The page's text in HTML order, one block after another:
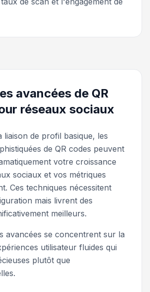
avancées de QR
réseaux sociaux
liaison de profil basique, les
de QR codes peuvent
votre croissance
sociaux et vos métriques
Ces techniques nécessitent
mais livrent des
meilleurs.
avancées se concentrent sur la
utilisateur fluides qui
plutôt que